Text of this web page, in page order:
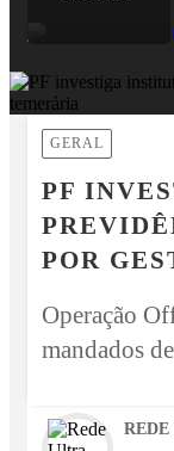
GERAL
PF
POR
Operação
mandados